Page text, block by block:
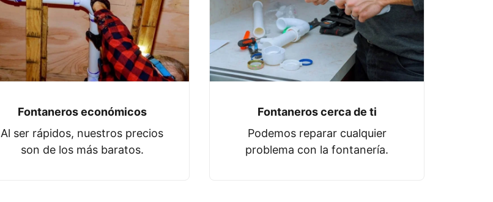
Fontaneros económicos
Al ser rápidos, nuestros precios
son de los más baratos.
Fontaneros cerca de ti
Podemos reparar cualquier
problema con la fontanería.